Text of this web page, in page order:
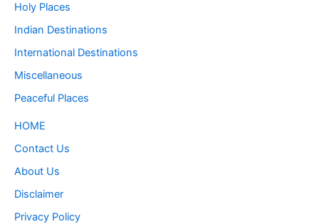
Holy Places
Indian Destinations
International Destinations
Miscellaneous
Peaceful Places
HOME
Contact Us
About Us
Disclaimer
Privacy Policy